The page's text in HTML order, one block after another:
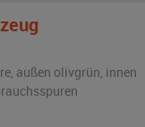
außen olivgrün, innen